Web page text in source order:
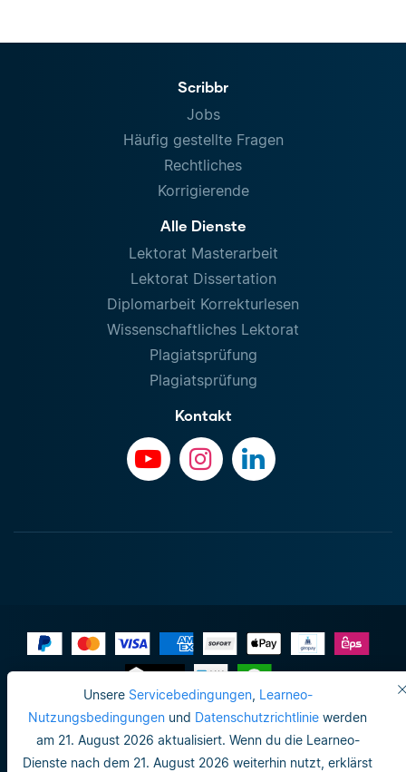
Unsere Servicebedingungen, Learneo-
Nutzungsbedingungen und Datenschutzrichtlinie werden
am 21. August 2026 aktualisiert. Wenn du die Learneo-
Dienste nach dem 21. August 2026 weiterhin nutzt, erklärst
Scribbr
Jobs
Häufig gestellte Fragen
Rechtliches
Korrigierende
Alle Dienste
Lektorat Masterarbeit
Lektorat Dissertation
Diplomarbeit Korrekturlesen
Wissenschaftliches Lektorat
Plagiatsprüfung
Plagiatsprüfung
Kontakt
Impressum
Datenschutzrichtlinie